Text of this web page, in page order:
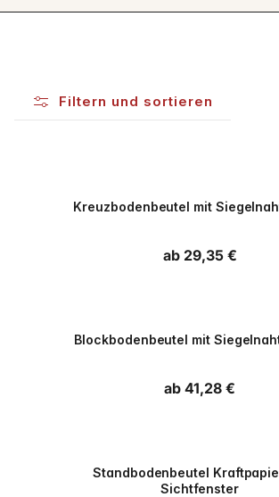
Filtern und sortieren
Kreuzbodenbeutel mit
Normaler Preis
ab 29,35 €
Blockbodenbeutel mit
Normaler Preis
ab 41,28 €
Standbodenbeutel
Sichtfenster